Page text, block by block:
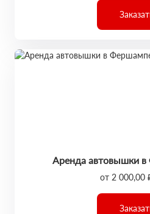
Аренда автовышки в
от 2 000,00